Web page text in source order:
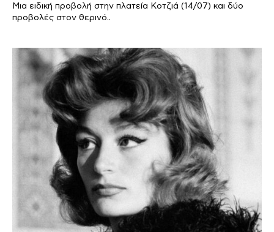
Μια ειδική προβολή στην πλατεία Κοτζιά (14/07) και δύο
προβολές στον θερινό..